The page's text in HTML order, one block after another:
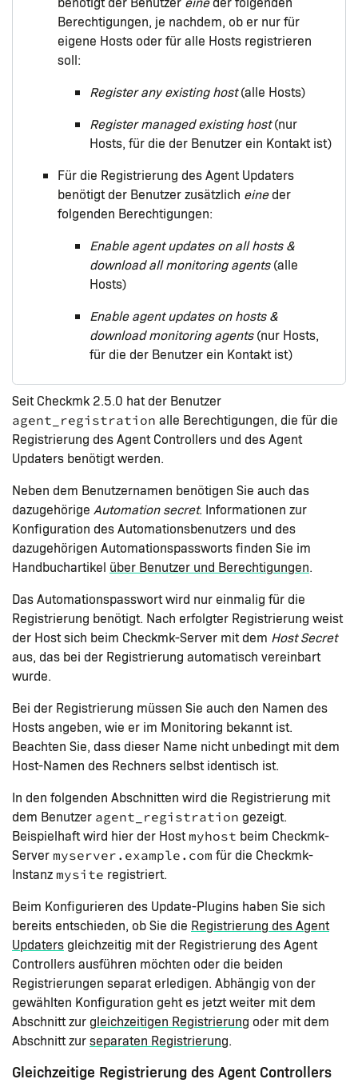
Berechtigungen, je nachdem, ob er nur für
eigene Hosts oder für alle Hosts registrieren
soll:
Register any existing host(alle Hosts)
Register managed existing host(nur
Hosts, für die der Benutzer ein Kontakt ist)
Für die Registrierung des Agent Updaters
benötigt der Benutzer zusätzlich eineder
folgenden Berechtigungen:
Enable agent updates on all hosts &
download all monitoring agents(alle
Hosts)
Enable agent updates on hosts &
download monitoring agents(nur Hosts,
für die der Benutzer ein Kontakt ist)
Seit Checkmk 2.5.0 hat der Benutzer
agent_registration alle Berechtigungen, die für die
Registrierung des Agent Controllers und des Agent
Updaters benötigt werden.
Neben dem Benutzernamen benötigen Sie auch das
dazugehörige Automation secret. Informationen zur
Konfiguration des Automationsbenutzers und des
dazugehörigen Automationspassworts finden Sie im
Handbuchartikel über Benutzer und Berechtigungen.
Das Automationspasswort wird nur einmalig für die
Registrierung benötigt. Nach erfolgter Registrierung weist
der Host sich beim Checkmk-Server mit dem Host Secret
aus, das bei der Registrierung automatisch vereinbart
wurde.
Bei der Registrierung müssen Sie auch den Namen des
Hosts angeben, wie er im Monitoring bekannt ist.
Beachten Sie, dass dieser Name nicht unbedingt mit dem
Host-Namen des Rechners selbst identisch ist.
In den folgenden Abschnitten wird die Registrierung mit
dem Benutzer agent_registration gezeigt.
Beispielhaft wird hier der Host myhost beim Checkmk-
Server myserver.example.com für die Checkmk-
Instanz mysite registriert.
Beim Konfigurieren des Update-Plugins haben Sie sich
bereits entschieden, ob Sie die Registrierung des Agent
Updaters gleichzeitig mit der Registrierung des Agent
Controllers ausführen möchten oder die beiden
Registrierungen separat erledigen. Abhängig von der
gewählten Konfiguration geht es jetzt weiter mit dem
Abschnitt zur gleichzeitigen Registrierung oder mit dem
Abschnitt zurseparaten Registrierung.
Gleichzeitige Registrierung des Agent Controllers